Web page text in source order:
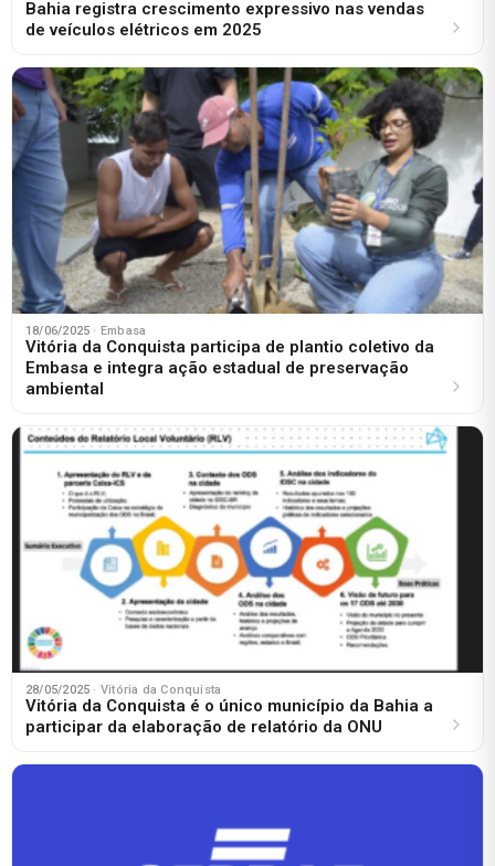
Bahia registra crescimento expressivo nas vendas
de veículos elétricos em 2025
18/06/2025 · Embasa
Vitória da Conquista participa de plantio coletivo da
Embasa e integra ação estadual de preservação
ambiental
28/05/2025 · Vitória da Conquista
Vitória da Conquista é o único município da Bahia a
participar da elaboração de relatório da ONU